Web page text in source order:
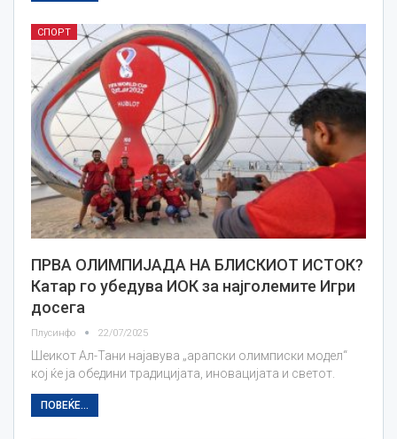
СПОРТ
ПРВА ОЛИМПИЈАДА НА БЛИСКИОТ ИСТОК?
Катар го убедува ИОК за најголемите Игри
досега
Плусинфо 22/07/2025
Шеикот Ал-Тани најавува „арапски олимписки модел“
кој ќе ја обедини традицијата, иновацијата и светот.
ПОВЕЌЕ...